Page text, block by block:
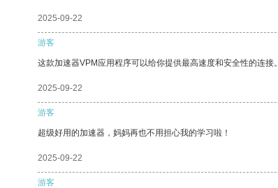
2025-09-22
游客
这款加速器VPM应用程序可以给你提供最高速度和安全性的连接。
2025-09-22
游客
超级好用的加速器，妈妈再也不用担心我的学习啦！
2025-09-22
游客